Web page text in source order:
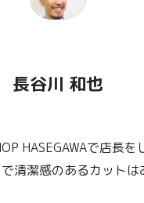
長谷川 和也
HASEGAWAで店長を
清潔感のあるカットは